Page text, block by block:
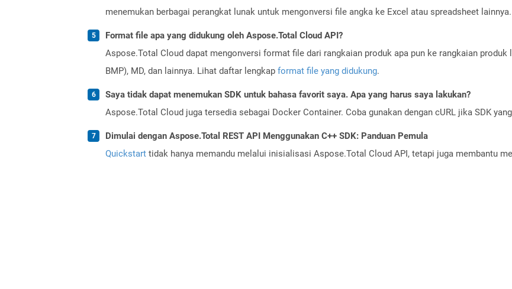
menemukan berbagai perangkat lunak untuk mengonversi file angka ke Excel atau spreadsheet lainnya.
Format file apa yang didukung oleh Aspose.Total Cloud API?
Aspose.Total Cloud dapat mengonversi format file dari rangkaian produk apa pun ke rangkaian produk
BMP), MD, dan lainnya. Lihat daftar lengkap format file yang didukung.
Saya tidak dapat menemukan SDK untuk bahasa favorit saya. Apa yang harus saya lakukan?
Aspose.Total Cloud juga tersedia sebagai Docker Container. Coba gunakan dengan cURL jika SDK
Dimulai dengan Aspose.Total REST API Menggunakan C++ SDK: Panduan Pemula
Quickstart tidak hanya memandu melalui inisialisasi Aspose.Total Cloud API, tetapi juga membantu